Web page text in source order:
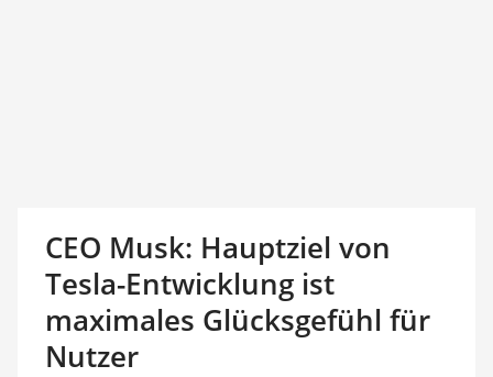
CEO Musk: Hauptziel von
Tesla-Entwicklung ist
maximales Glücksgefühl für
Nutzer